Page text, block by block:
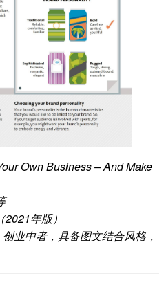
Own Business – And Make
年版）
业中者，具备图文结合风格，